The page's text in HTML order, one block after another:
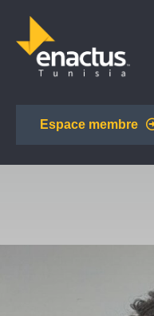
Espace membre